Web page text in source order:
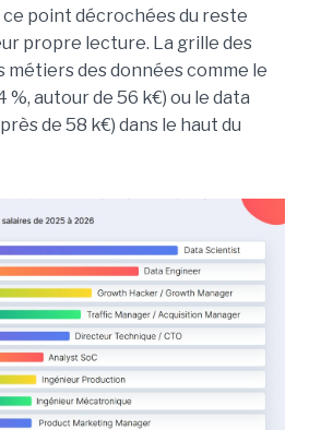
ce point décrochées du reste
propre lecture. La grille des
métiers des données comme le
%, autour de 56 k€) ou le data
de 58 k€) dans le haut du